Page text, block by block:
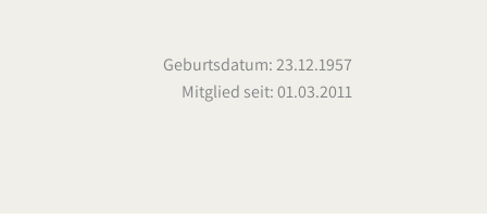
Geburtsdatum: 23.12.1957
Mitglied seit: 01.03.2011